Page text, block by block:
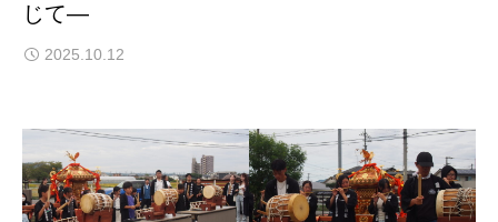
じて―
2025.10.12